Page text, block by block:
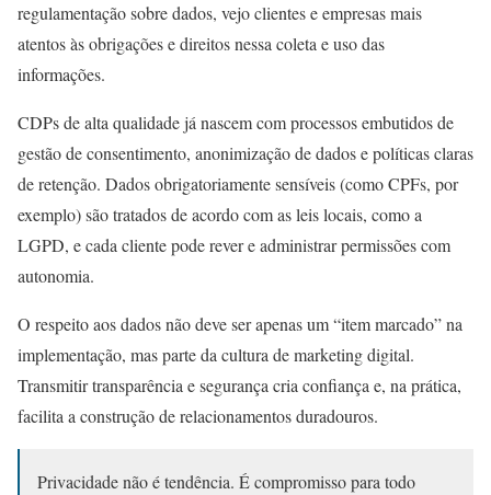
regulamentação sobre dados, vejo clientes e empresas mais
atentos às obrigações e direitos nessa coleta e uso das
informações.
CDPs de alta qualidade já nascem com processos embutidos de
gestão de consentimento, anonimização de dados e políticas claras
de retenção. Dados obrigatoriamente sensíveis (como CPFs, por
exemplo) são tratados de acordo com as leis locais, como a
LGPD, e cada cliente pode rever e administrar permissões com
autonomia.
O respeito aos dados não deve ser apenas um “item marcado” na
implementação, mas parte da cultura de marketing digital.
Transmitir transparência e segurança cria confiança e, na prática,
facilita a construção de relacionamentos duradouros.
Privacidade não é tendência. É compromisso para todo